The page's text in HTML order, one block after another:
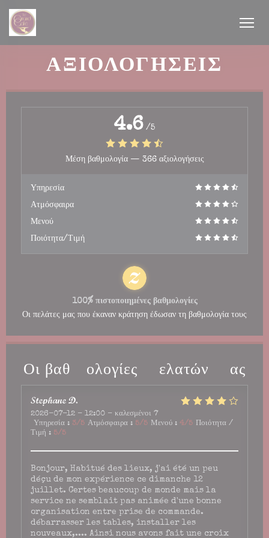
ΑΞΙΟΛΟΓΉΣΕΙΣ
Οι βαθμολογίες πελατών μας
StephaneD
2026-07-12 - 12:00 - καλεσμένοι 7
Υπηρεσία : 3/5 Ατμόσφαιρα : 5/5 Μενού : 4/5 Ποιότητα /
Τιμή : 5/5
Bonjour, Habitué des lieux, j'ai été un peu
déçu de mon expérience ce dimanche 12
juillet. Certes beaucoup de monde mais la
service ne semblait pas animée d'une bonne
organisation entre prise de commande.
débarrasser les tables, installer les
nouveaux,.... Ainsi nous avons fait une croix
4.6 /5
Μέση βαθμολογία — 366 αξιολογήσεις
Υπηρεσία
Ατμόσφαιρα
Μενού
Ποιότητα/Τιμή
100% πιστοποιημένες βαθμολογίες
Οι πελάτες μας που έκαναν κράτηση έδωσαν τη βαθμολογία τους